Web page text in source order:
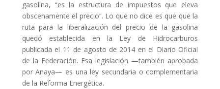
gasolina, “es la estructura de impuestos que eleva
obscenamente el precio”. Lo que no dice es que que la
ruta para la liberalización del precio de la gasolina
quedó establecida en la Ley de Hidrocarburos
publicada el 11 de agosto de 2014 en el Diario Oficial
de la Federación. Esa legislación —también aprobada
por Anaya— es una ley secundaria o complementaria
de la Reforma Energética.